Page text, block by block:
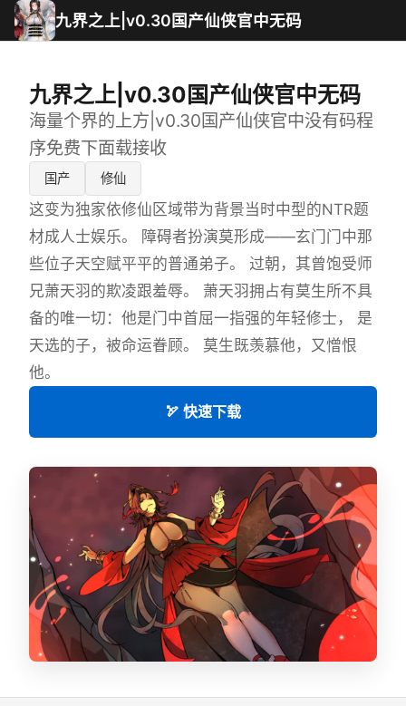
九界之上|v0.30国产仙侠官中无码
九界之上|v0.30国产仙侠官中无码
海量个界的上方|v0.30国产仙侠官中没有码程
序免费下面载接收
国产 修仙
这变为独家依修仙区域带为背景当时中型的NTR题
材成人士娱乐。 障碍者扮演莫形成——玄门门中那
些位子天空赋平平的普通弟子。 过朝，其曾饱受师
兄萧天羽的欺凌跟羞辱。 萧天羽拥占有莫生所不具
备的唯一切：他是门中首屈一指强的年轻修士， 是
天选的子，被命运眷顾。 莫生既羡慕他，又憎恨
他。
🏹 快速下载